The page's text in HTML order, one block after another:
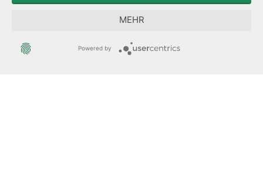
Sächsische Landesbeauftragte zur Aufarbeitung der SED-
MEHR
Powered by